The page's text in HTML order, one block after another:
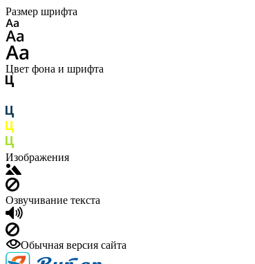
Размер шрифта
Цвет фона и шрифта
Изображения
Озвучивание текста
Обычная версия сайта